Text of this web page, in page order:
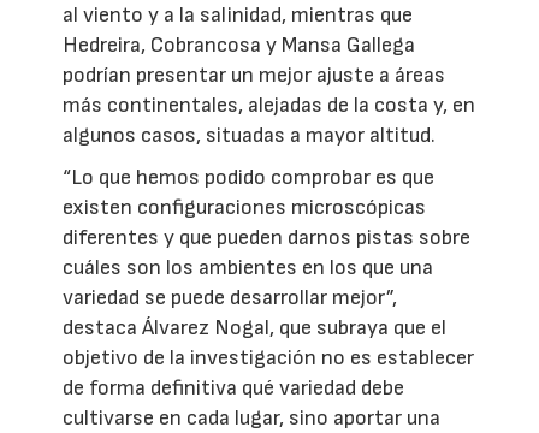
al viento y a la salinidad, mientras que
Hedreira, Cobrancosa y Mansa Gallega
podrían presentar un mejor ajuste a áreas
más continentales, alejadas de la costa y, en
algunos casos, situadas a mayor altitud.
“Lo que hemos podido comprobar es que
existen configuraciones microscópicas
diferentes y que pueden darnos pistas sobre
cuáles son los ambientes en los que una
variedad se puede desarrollar mejor”,
destaca Álvarez Nogal, que subraya que el
objetivo de la investigación no es establecer
de forma definitiva qué variedad debe
cultivarse en cada lugar, sino aportar una